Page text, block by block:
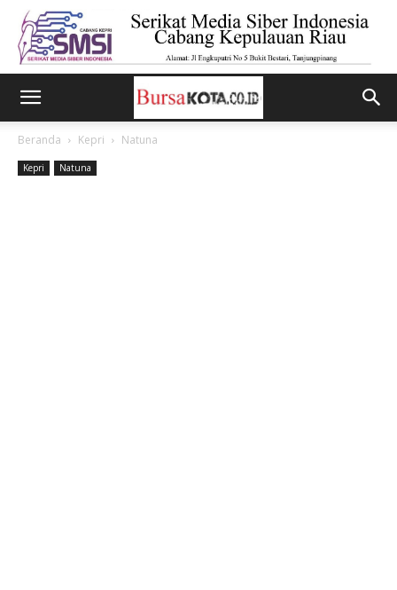
Beranda Kepri Natuna
Kepri Natuna